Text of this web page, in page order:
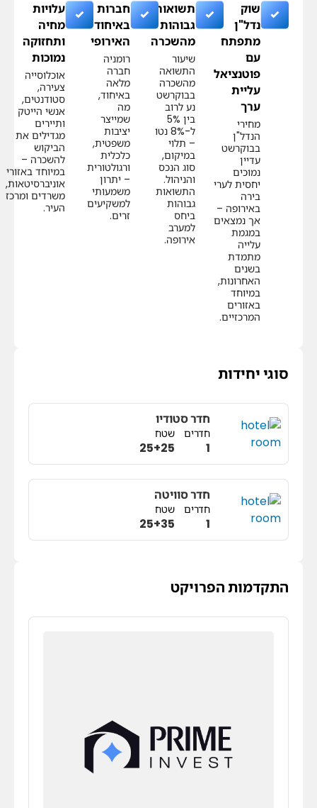
שוק
נדל"ן
מתפתח
עם
פוטנציאל
עליית
ערך
מחירי
הנדל"ן
בבוקרשט
עדיין
נמוכים
יחסית לערי
בירה
באירופה –
אך נמצאים
במגמת
עלייה
מתמדת
בשנים
האחרונות,
במיוחד
באזורים
המרכזיים.
תשואות
גבוהות
מהשכרה
שיעור
התשואה
מהשכרה
בבוקרשט
נע לרוב
בין 5%
ל-8% נטו
– תלוי
במיקום,
סוג הנכס
והניהול.
התשואות
גבוהות
ביחס
למערב
אירופה.
חברות
באיחוד
האירופי
רומניה
חברה
מלאה
באיחוד,
מה
שמייצר
יציבות
משפטית,
כלכלית
ורגולטורית
– יתרון
משמעותי
למשקיעים
זרים.
עלויות
מחיה
ותחזוקה
נמוכות
אוכלוסייה
צעירה,
סטודנטים,
אנשי הייטק
ותיירים
מגדילים את
הביקוש
להשכרה –
במיוחד באזורי
אוניברסיטאות,
משרדים ומרכז
העיר.
סוגי יחידות
חדר סטודיו
חדרים
1
שטח
25+25
חדר סוויטה
חדרים
1
שטח
25+35
התקדמות הפרויקט